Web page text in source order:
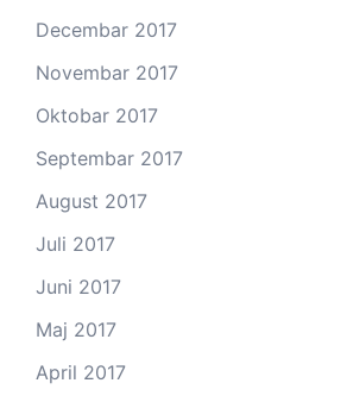
Decembar 2017
Novembar 2017
Oktobar 2017
Septembar 2017
August 2017
Juli 2017
Juni 2017
Maj 2017
April 2017